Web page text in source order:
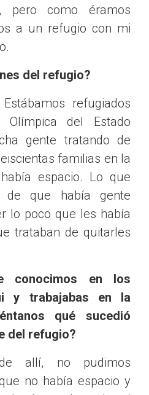
pero como éramos
a un refugio con mi
del refugio?
refugiados
del Estado
gente tratando de
familias en la
espacio. Lo que
de que había gente
lo poco que les había
trataban de quitarles
conocimos en los
y trabajabas en la
qué sucedió
del refugio?
allí, no pudimos
no había espacio y